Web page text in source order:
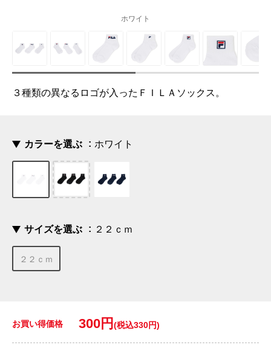
ホワイト
３種類の異なるロゴが入ったＦＩＬＡソックス。
カラーを選ぶ ホワイト
サイズを選ぶ ２２ｃｍ
２２ｃｍ
お買い得価格 300円 (税込330円)